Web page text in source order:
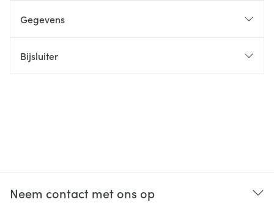
Gegevens
Bijsluiter
Neem contact met ons op